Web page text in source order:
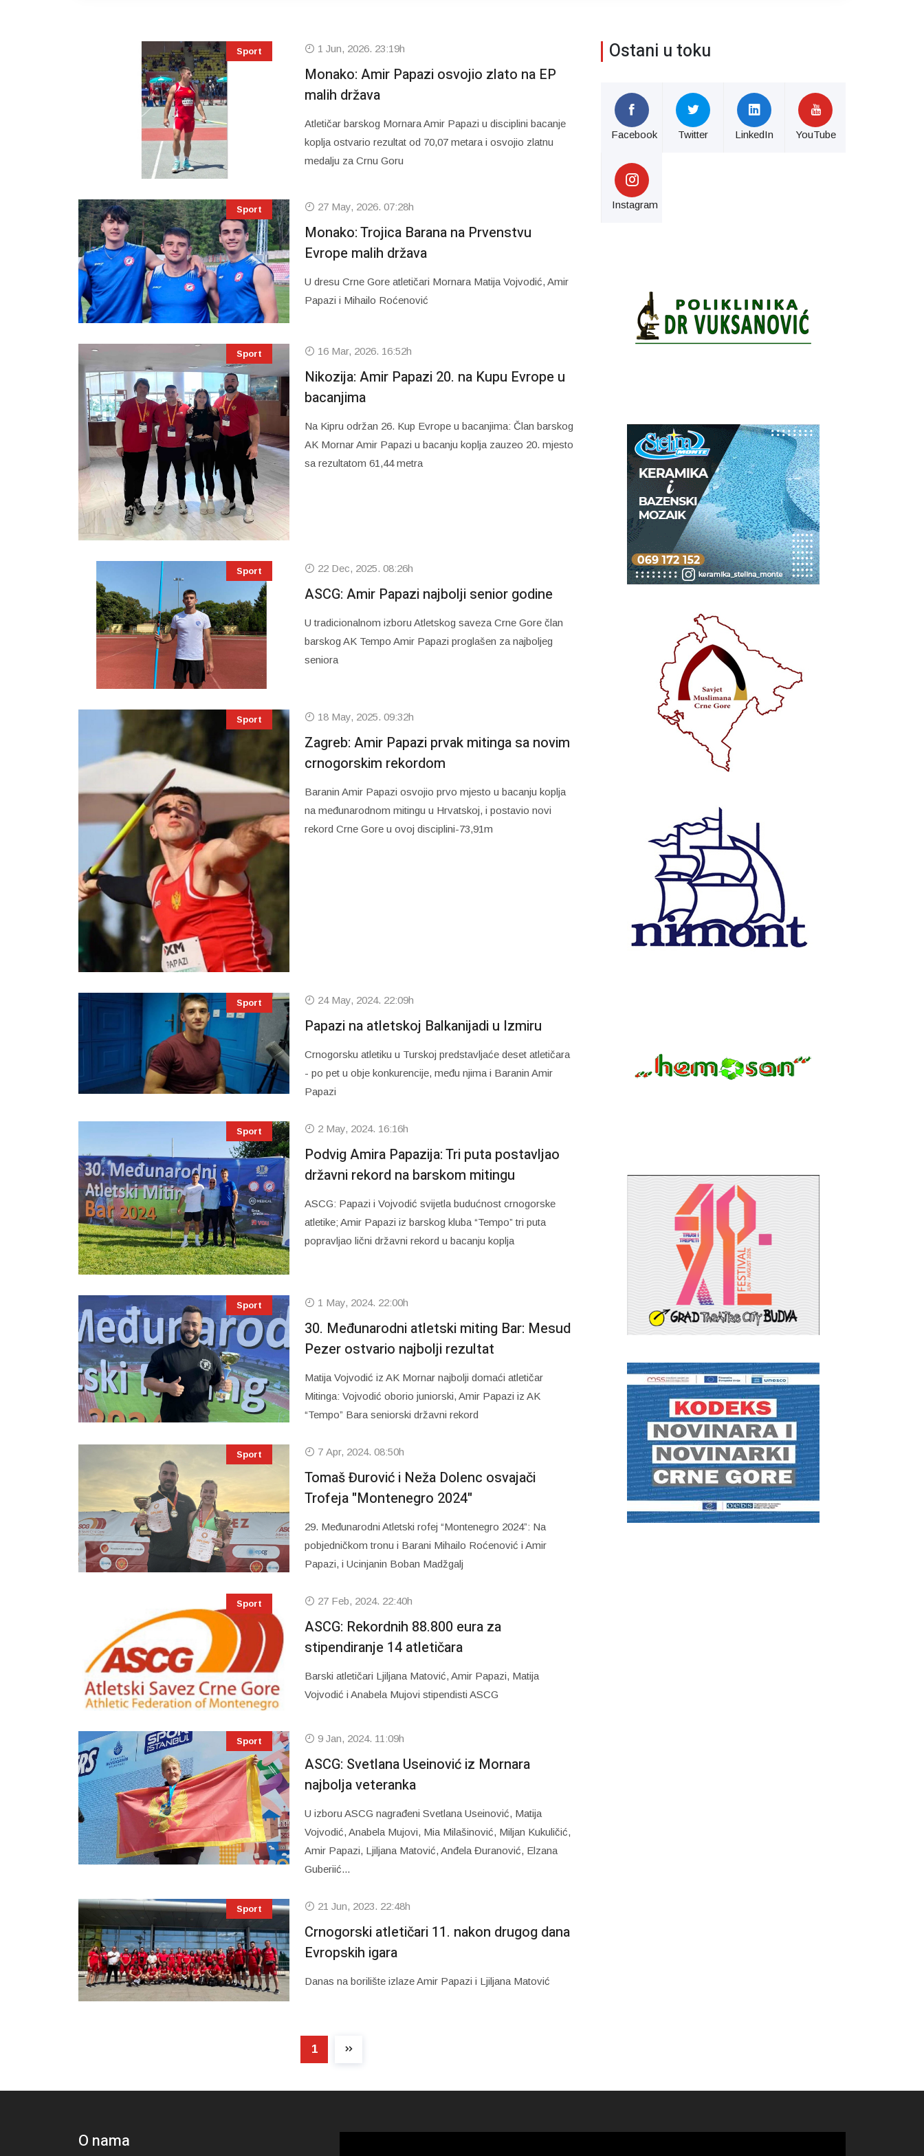
Sport 1 Jun, 2026. 23:19h
Monako: Amir Papazi osvojio zlato na EP
malih država
Atletičar barskog Mornara Amir Papazi u disciplini bacanje
koplja ostvario rezultat od 70,07 metara i osvojio zlatnu
medalju za Crnu Goru
Sport 27 May, 2026. 07:28h
Monako: Trojica Barana na Prvenstvu
Evrope malih država
U dresu Crne Gore atletičari Mornara Matija Vojvodić, Amir
Papazi i Mihailo Roćenović
Sport 16 Mar, 2026. 16:52h
Nikozija: Amir Papazi 20. na Kupu Evrope u
bacanjima
Na Kipru održan 26. Kup Evrope u bacanjima: Član barskog
AK Mornar Amir Papazi u bacanju koplja zauzeo 20. mjesto
sa rezultatom 61,44 metra
Sport 22 Dec, 2025. 08:26h
ASCG: Amir Papazi najbolji senior godine
U tradicionalnom izboru Atletskog saveza Crne Gore član
barskog AK Tempo Amir Papazi proglašen za najboljeg
seniora
Sport 18 May, 2025. 09:32h
Zagreb: Amir Papazi prvak mitinga sa novim
crnogorskim rekordom
Baranin Amir Papazi osvojio prvo mjesto u bacanju koplja
na međunarodnom mitingu u Hrvatskoj, i postavio novi
rekord Crne Gore u ovoj disciplini-73,91m
Sport 24 May, 2024. 22:09h
Papazi na atletskoj Balkanijadi u Izmiru
Crnogorsku atletiku u Turskoj predstavljaće deset atletičara
- po pet u obje konkurencije, među njima i Baranin Amir
Papazi
Sport 2 May, 2024. 16:16h
Podvig Amira Papazija: Tri puta postavljao
državni rekord na barskom mitingu
ASCG: Papazi i Vojvodić svijetla budućnost crnogorske
atletike; Amir Papazi iz barskog kluba “Tempo” tri puta
popravljao lični državni rekord u bacanju koplja
Sport 1 May, 2024. 22:00h
30. Međunarodni atletski miting Bar: Mesud
Pezer ostvario najbolji rezultat
Matija Vojvodić iz AK Mornar najbolji domaći atletičar
Mitinga: Vojvodić oborio juniorski, Amir Papazi iz AK
“Tempo” Bara seniorski državni rekord
Sport 7 Apr, 2024. 08:50h
Tomaš Đurović i Neža Dolenc osvajači
Trofeja "Montenegro 2024"
29. Međunarodni Atletski rofej “Montenegro 2024”: Na
pobjedničkom tronu i Barani Mihailo Roćenović i Amir
Papazi, i Ucinjanin Boban Madžgalj
Sport 27 Feb, 2024. 22:40h
ASCG: Rekordnih 88.800 eura za
stipendiranje 14 atletičara
Barski atletičari Ljiljana Matović, Amir Papazi, Matija
Vojvodić i Anabela Mujovi stipendisti ASCG
Sport 9 Jan, 2024. 11:09h
ASCG: Svetlana Useinović iz Mornara
najbolja veteranka
U izboru ASCG nagrađeni Svetlana Useinović, Matija
Vojvodić, Anabela Mujovi, Mia Milašinović, Miljan Kukuličić,
Amir Papazi, Ljiljana Matović, Anđela Đuranović, Elzana
Guberiić...
Sport 21 Jun, 2023. 22:48h
Crnogorski atletičari 11. nakon drugog dana
Evropskih igara
Danas na borilište izlaze Amir Papazi i Ljiljana Matović
1
Ostani u toku
Facebook Twitter LinkedIn YouTube
Instagram
O nama